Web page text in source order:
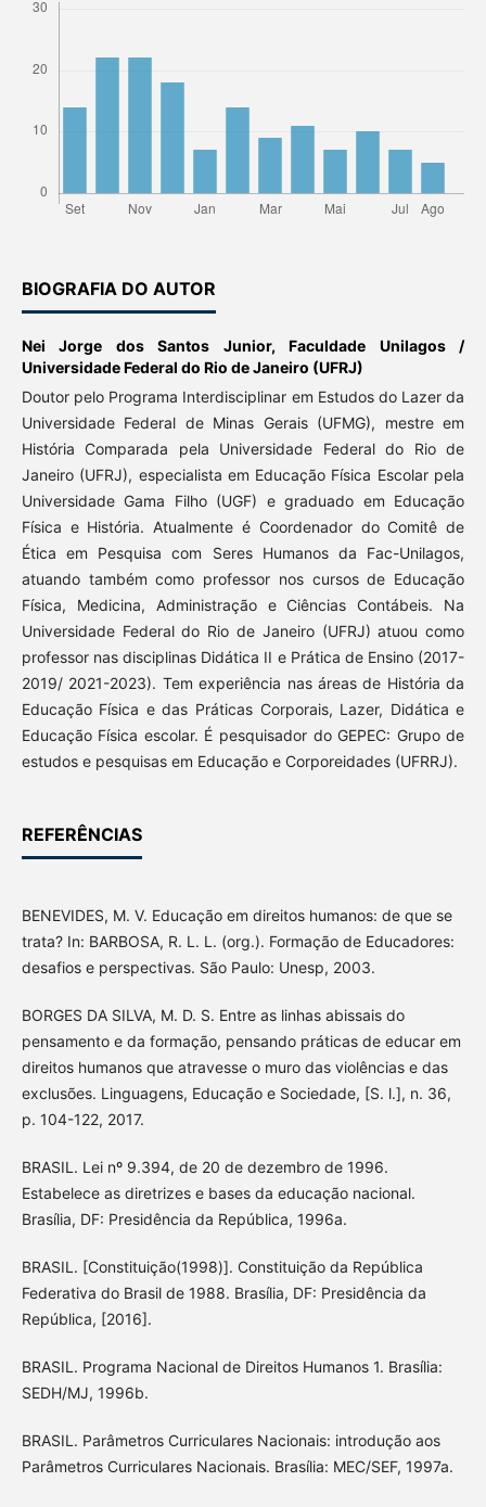
BIOGRAFIA DO AUTOR
Nei Jorge dos Santos Junior,Faculdade Unilagos /
Universidade Federal do Rio de Janeiro (UFRJ)
Doutor pelo Programa Interdisciplinar em Estudos do Lazer da
Universidade Federal de Minas Gerais (UFMG), mestre em
História Comparada pela Universidade Federal do Rio de
Janeiro (UFRJ), especialista em Educação Física Escolar pela
Universidade Gama Filho (UGF) e graduado em Educação
Física e História. Atualmente é Coordenador do Comitê de
Ética em Pesquisa com Seres Humanos da Fac-Unilagos,
atuando também como professor nos cursos de Educação
Física, Medicina, Administração e Ciências Contábeis. Na
Universidade Federal do Rio de Janeiro (UFRJ) atuou como
professor nas disciplinas Didática II e Prática de Ensino (2017-
2019/ 2021-2023). Tem experiência nas áreas de História da
Educação Física e das Práticas Corporais, Lazer, Didática e
Educação Física escolar. É pesquisador do GEPEC: Grupo de
estudos e pesquisas em Educação e Corporeidades (UFRRJ).
REFERÊNCIAS
BENEVIDES, M. V. Educação em direitos humanos: de que se
trata? In: BARBOSA, R. L. L. (org.). Formação de Educadores:
desafios e perspectivas. São Paulo: Unesp, 2003.
BORGES DA SILVA, M. D. S. Entre as linhas abissais do
pensamento e da formação, pensando práticas de educar em
direitos humanos que atravesse o muro das violências e das
exclusões. Linguagens, Educação e Sociedade, [S. l.], n. 36,
p. 104-122, 2017.
BRASIL. Lei nº 9.394, de 20 de dezembro de 1996.
Estabelece as diretrizes e bases da educação nacional.
Brasília, DF: Presidência da República, 1996a.
BRASIL. [Constituição(1998)]. Constituição da República
Federativa do Brasil de 1988. Brasília, DF: Presidência da
República, [2016].
BRASIL. Programa Nacional de Direitos Humanos 1. Brasília:
SEDH/MJ, 1996b.
BRASIL. Parâmetros Curriculares Nacionais: introdução aos
Parâmetros Curriculares Nacionais. Brasília: MEC/SEF, 1997a.